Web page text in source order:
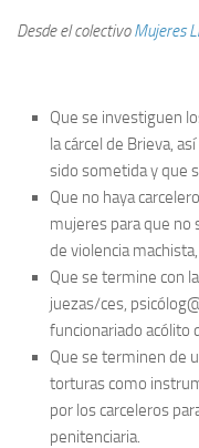
Desde el colectivoMujeres
Que se investiguen
la cárcel de Brieva,
sido sometida y que
Que no haya
mujeres para que no
de violencia
Que se termine con
juezas/ces,
funcionariado acólito
Que se terminen de
torturas como
por los carceleros
penitenciaria.